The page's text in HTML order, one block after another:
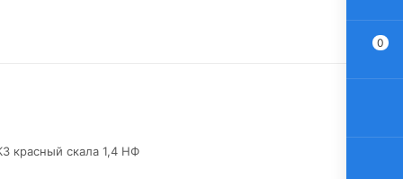
красный скала 1,4 НФ
0